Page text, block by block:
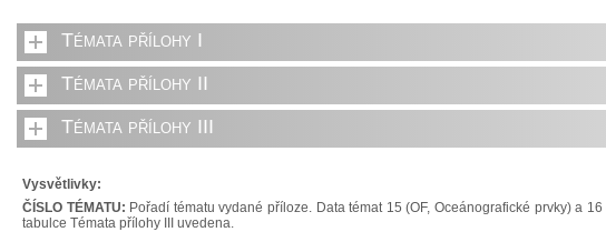
Témata přílohy I
Témata přílohy II
Témata přílohy III
Vysvětlivky:
ČÍSLO TÉMATU: Pořadí tématu vydané příloze. Data témat 15 (OF, Oceánografické prvky) a
tabulce Témata přílohy III uvedena.